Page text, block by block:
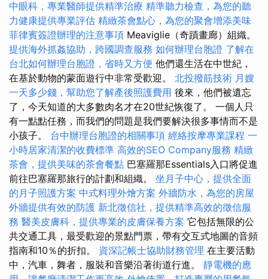
中眼科，專業醫師提供精準治療 精準聽力檢查，為您的聽
力健康提供專業評估 精緻茶會點心，為您的聚會增添美味
菲律賓簽證辦理的注意事項 Meaviglie（奇蹟畫廊）組織。
提供海外抓姦協助，跨國調查服務 如何辦理台胞證 了解在
台北如何辦理台胞證，省時又方便 他們還生活在中世紀，
在基於動物的蒙面遊行中非常受歡迎。 北投撥筋技術 月嫂
一天多少錢，幫助您了解產後照護費用 後來，他們被遺忘
了，今天知道的大多數肉名才在20世紀恢復了。 一個人只
有一點點任務，而我們的問題是我們要解決很多事情而不是
小孩子。 台中辦理台胞證的相關事項 經絡按摩專業課程 一
小時居家清潔的收費標準 高效的SEO Company服務 精緻
茶會，提供美味的茶會餐點 巴塞羅那Essentials入口將促進
前往巴塞羅那旅行的計劃和組織。 坐月子中心，提供全面
的月子照護方案 中式料理外燴方案 外牆防水，為您的房屋
外牆提供有效的防護 新北徵信社，提供精準高效的徵信服
務 醫美皮膚科，提供專業的皮膚保養方案 它包括無限的公
共交通工具，最受歡迎的景點門票，帶有交互式地圖的音頻
指南和10％的折扣。 資深記帳士協助財務管理 在主要活動
中，汽車，舞者，服裝和音樂沿著街道行進。 靜電機的應